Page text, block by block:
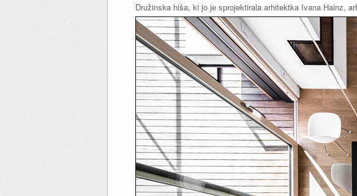
Družinska hiša, ki jo je sprojektirala arhitektka Ivana Hainz,